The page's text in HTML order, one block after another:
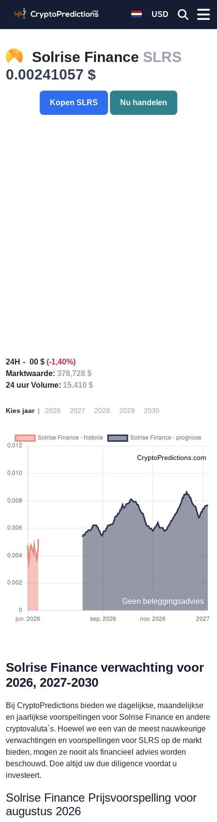
USD
Solrise Finance SLRS
0.00241057 $
Kopen SLRS Nu handelen
24H 00 $ (-1,40%)
Marktwaarde: 378,728 $
24 uur Volume: 15.410 $
Kies jaar 2026 2027 2028 2029 2030
CryptoPredictions.com
Geen beleggingsadvies
Solrise Finance verwachting voor
2026, 2027-2030
Bij CryptoPredictions bieden we dagelijkse, maandelijkse
en jaarlijkse voorspellingen voor Solrise Finance en andere
cryptovaluta´s. Hoewel we een van de meest nauwkeurige
verwachtingen en voorspellingen voor SLRS op de markt
bieden, mogen ze nooit als financieel advies worden
beschouwd. Doe altijd uw due diligence voordat u
investeert.
Solrise Finance Prijsvoorspelling voor
augustus 2026